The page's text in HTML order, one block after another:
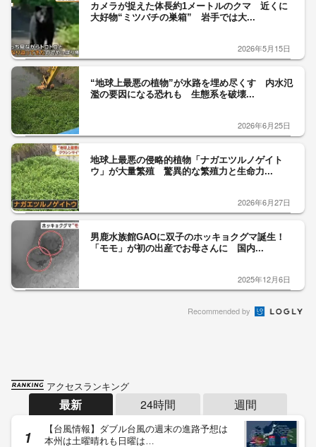
カメラが捉えた体長約1メートルのクマ 近くに
大好物“ミツバチの巣箱” 岩手では大...
2026年5月15日
“地球上最悪の植物”が水路を埋め尽くす 内水氾
濫の要因になる恐れも 生態系を破壊...
2026年6月25日
地球上最悪の侵略的植物「ナガエツルノゲイト
ウ」が大量繁殖 驚異的な繁殖力と生命力...
2026年6月27日
男鹿水族館GAOに双子のホッキョクグマ誕生！
「モモ」が初の出産でお母さんに 国内...
2025年12月6日
Recommended by
アクセスランキング
最新 24時間 週間
【台風情報】ダブル台風の週末の進路予想は
本州は土曜晴れも日曜は…